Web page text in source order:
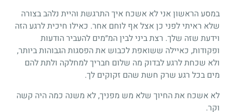
במסע הראשון אני לא אשכח איך התרגשת והיית נלהב בצורה
שלא ראיתי לפני כן אצל אף לוחם אחר. כאילו חיכית לרגע הזה
וידעת שזה שלך. רצת ביני לבין המ״מים להעביר הודעות
ופקודות, כאיילה ששואפת לכבוש את הפסגות הגבוהות ביותר,
ולא שכחת לרגע לבדוק מה שלום חבריך למחלקה ולתת להם
מים בכל רגע שרק חשת שהם זקוקים לך.
לא אשכח את החיוך שלא מש מפניך, לא משנה כמה היה קשה
וקר.